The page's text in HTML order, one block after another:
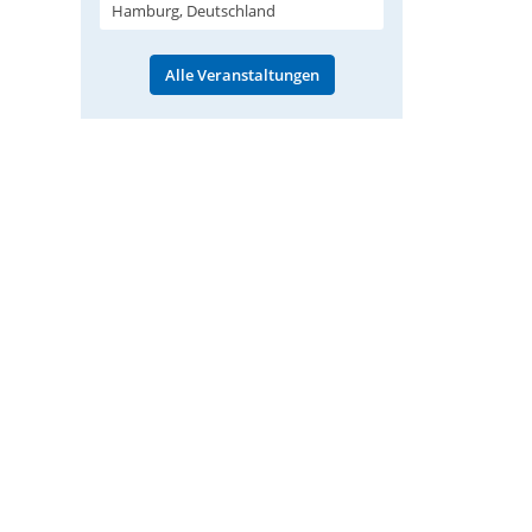
Hamburg, Deutschland
Alle Veranstaltungen